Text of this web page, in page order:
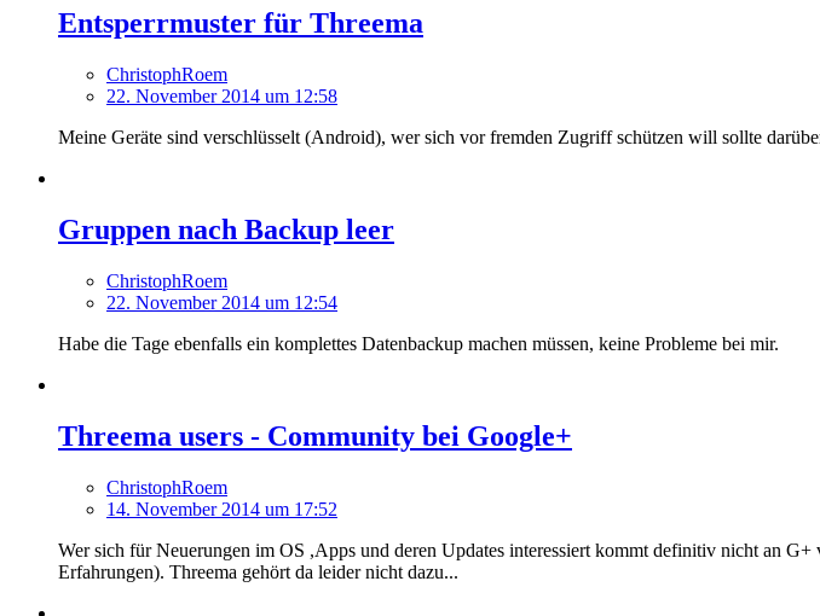
Entsperrmuster für Threema
ChristophRoem
22. November 2014 um 12:58
Meine Geräte sind verschlüsselt (Android), wer sich vor fremden Zugriff schützen will sollte
Gruppen nach Backup leer
ChristophRoem
22. November 2014 um 12:54
Habe die Tage ebenfalls ein komplettes Datenbackup machen müssen, keine Probleme bei mir.
Threema users - Community bei Google+
ChristophRoem
14. November 2014 um 17:52
Wer sich für Neuerungen im OS ,Apps und deren Updates interessiert kommt definitiv nicht an
Erfahrungen). Threema gehört da leider nicht dazu...